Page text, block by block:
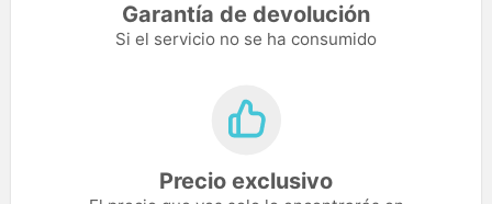
Garantía de devolución
Si el servicio no se ha consumido
Precio exclusivo